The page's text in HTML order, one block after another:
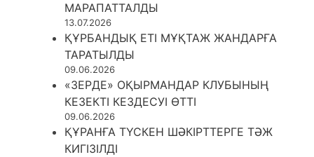
МАРАПАТТАЛДЫ
13.07.2026
ҚҰРБАНДЫҚ ЕТІ МҰҚТАЖ ЖАНДАРҒА
ТАРАТЫЛДЫ
09.06.2026
«ЗЕРДЕ» ОҚЫРМАНДАР КЛУБЫНЫҢ
КЕЗЕКТІ КЕЗДЕСУІ ӨТТІ
09.06.2026
ҚҰРАНҒА ТҮСКЕН ШӘКІРТТЕРГЕ ТӘЖ
КИГІЗІЛДІ